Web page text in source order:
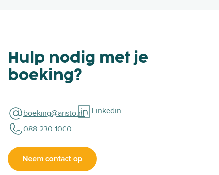
Hulp nodig met je
boeking?
boeking@aristo.nl
088 230 1000
Linkedin